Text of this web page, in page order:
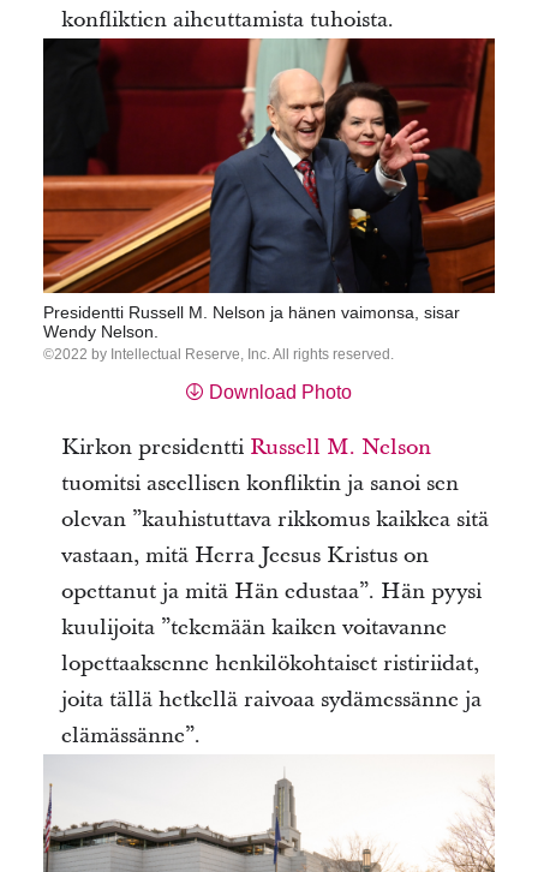
konfliktien aiheuttamista tuhoista.
Presidentti Russell M. Nelson ja hänen vaimonsa, sisar
Wendy Nelson.
2022 by Intellectual Reserve, Inc. All rights reserved.
Download Photo
Kirkon presidentti Russell M. Nelson
tuomitsi aseellisen konfliktin ja sanoi sen
olevan ”kauhistuttava rikkomus kaikkea sitä
vastaan, mitä Herra Jeesus Kristus on
opettanut ja mitä Hän edustaa”. Hän pyysi
kuulijoita ”tekemään kaiken voitavanne
lopettaaksenne henkilökohtaiset ristiriidat,
joita tällä hetkellä raivoaa sydämessänne ja
elämässänne”.